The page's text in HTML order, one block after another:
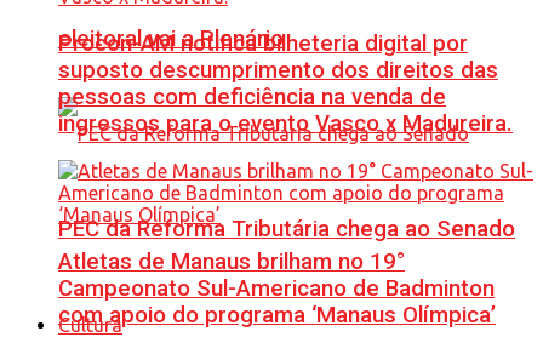
eleitoral vai a Plenário
PEC da Reforma Tributária chega ao Senado
Cultura
Procon-AM notifica bilheteria digital por
suposto descumprimento dos direitos das
pessoas com deficiência na venda de
ingressos para o evento Vasco x Madureira.
Atletas de Manaus brilham no 19°
Campeonato Sul-Americano de Badminton
com apoio do programa ‘Manaus Olímpica’